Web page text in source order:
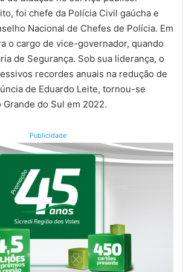
foi chefe da Polícia Civil gaúcha e
Nacional de Chefes de Polícia. Em
o cargo de vice-governador, quando
de Segurança. Sob sua liderança, o
recordes anuais na redução de
de Eduardo Leite, tornou-se
do Sul em 2022.
Publicidade